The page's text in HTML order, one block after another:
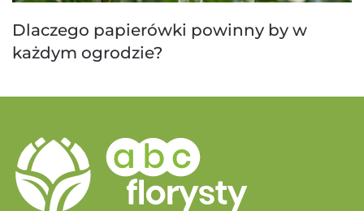
Dlaczego papierówki powinny by w
każdym ogrodzie?